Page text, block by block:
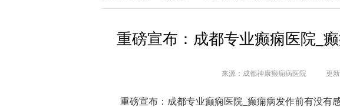
重磅宣布：成都专业癫痫医院_
来源：成都神康癫痫病医院 更
重磅宣布：成都专业癫痫医院_癫痫病发作前有没有